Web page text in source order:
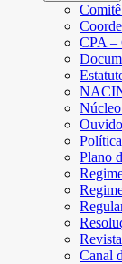
CPA –
Plano
Canal